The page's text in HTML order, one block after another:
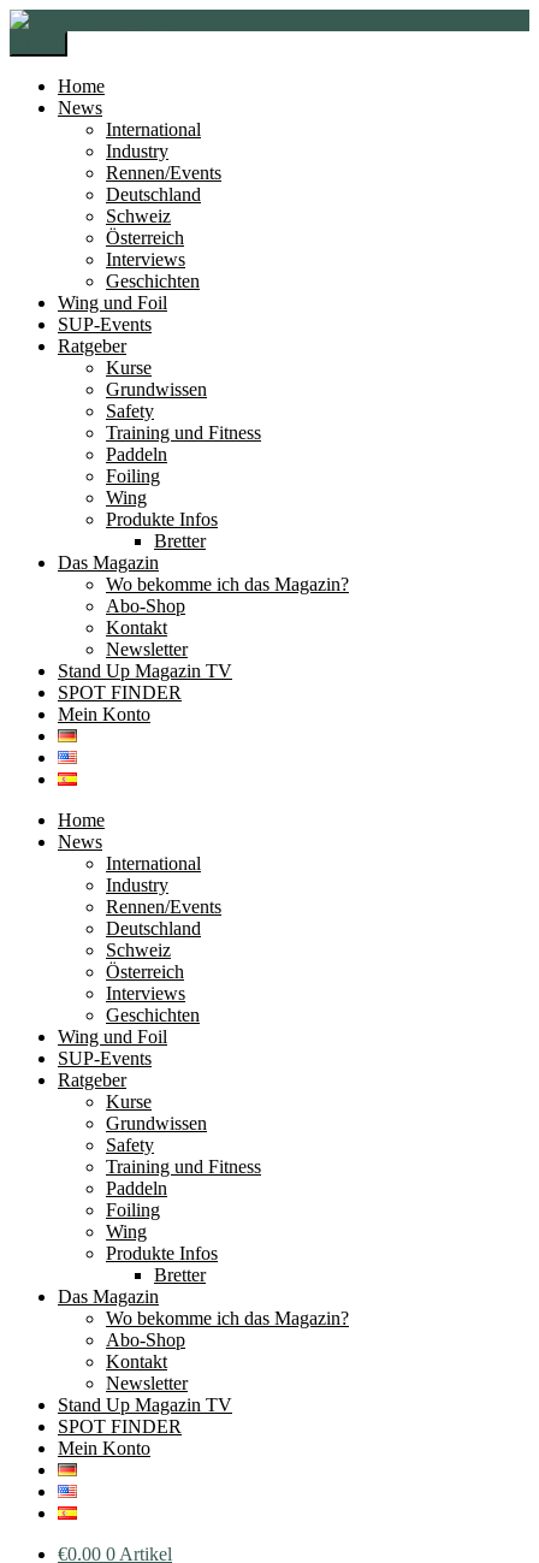
Zur
Navigation
springen
Zum
springen
Home
News
International
Industry
Rennen/Events
Deutschland
Schweiz
Österreich
Interviews
Geschichten
Wing und Foil
SUP-Events
Ratgeber
Kurse
Grundwissen
Safety
Training und Fitness
Paddeln
Foiling
Wing
Produkte Infos
Bretter
Das Magazin
Wo bekomme ich das Magazin?
Abo-Shop
Kontakt
Newsletter
Stand Up Magazin TV
SPOT FINDER
Mein Konto
Home
News
International
Industry
Rennen/Events
Deutschland
Schweiz
Österreich
Interviews
Geschichten
Wing und Foil
SUP-Events
Ratgeber
Kurse
Grundwissen
Safety
Training und Fitness
Paddeln
Foiling
Wing
Produkte Infos
Bretter
Das Magazin
Wo bekomme ich das Magazin?
Abo-Shop
Kontakt
Newsletter
Stand Up Magazin TV
SPOT FINDER
Mein Konto
€0.00 0 Artikel